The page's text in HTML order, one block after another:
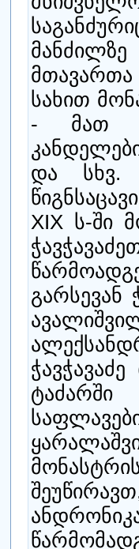
სახით
- მათ
და სხვ.
XIX ს-ში
გარსევან